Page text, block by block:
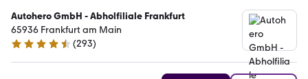
Autohero GmbH - Abholfiliale Frankfurt
65936 Frankfurt am Main
4.6 Sterne
(293)